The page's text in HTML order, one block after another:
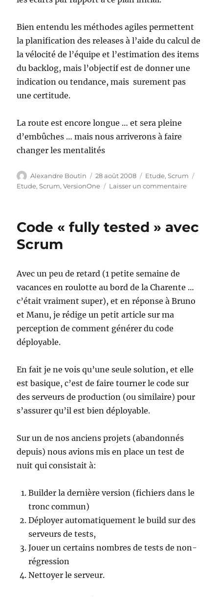
Bien entendu les méthodes agiles permettent
la planification des releases à l’aide du calcul de
la vélocité de l’équipe et l’estimation des items
du backlog, mais l’objectif est de donner une
indication ou tendance, mais surement pas
une certitude.
La route est encore longue … et sera pleine
d’embûches … mais nous arriverons à faire
changer les mentalités
Auteur
Alexandre Boutin
Publié
le
28 août 2008 Catégories
Etude,Scrum
Etude,Scrum,VersionOne Laisser un commentairesur
2008
Code « fully tested » avec
Scrum
Avec un peu de retard (1 petite semaine de
vacances en roulotte au bord de la Charente …
c’était vraiment super), et en réponse à Bruno
et Manu, je rédige un petit article sur ma
perception de comment générer du code
déployable.
En fait je ne vois qu’une seule solution, et elle
est basique, c’est de faire tourner le code sur
des serveurs de production (ou similaire) pour
s’assurer qu’il est bien déployable.
Sur un de nos anciens projets (abandonnés
depuis) nous avions mis en place un test de
nuit qui consistait à:
Builder la dernière version (fichiers dans le
tronc commun)
Déployer automatiquement le build sur des
serveurs de tests,
Jouer un certains nombres de tests de non-
régression
Nettoyer le serveur.